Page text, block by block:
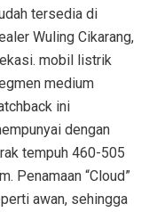
tersedia di
Wuling Cikarang,
mobil listrik
medium
ini
dengan
tempuh 460-505
Penamaan “Cloud”
awan, sehingga